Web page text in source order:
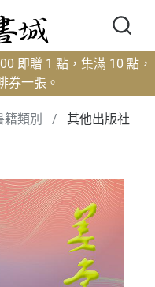
即贈 1 點，集滿 10 點，
券一張。
籍類別 / 其他出版社